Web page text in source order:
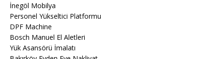
İnegöl Mobilya
Personel Yükseltici Platformu
DPF Machine
Bosch Manuel El Aletleri
Yük Asansörü İmalatı